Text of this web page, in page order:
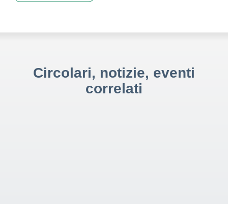
Circolari, notizie, eventi
correlati